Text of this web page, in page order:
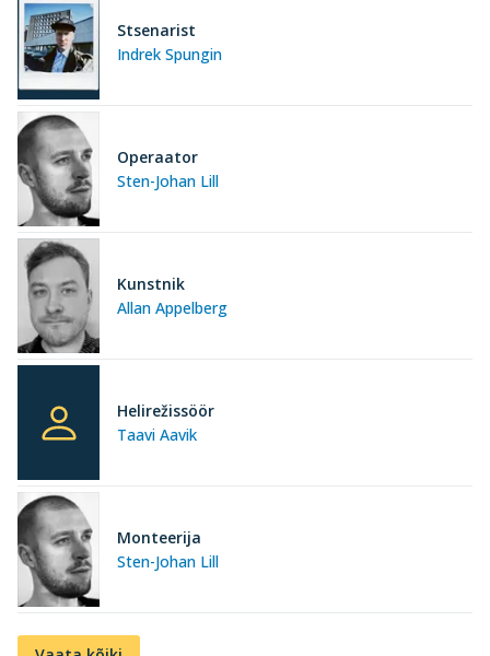
Indrek Spungin
Stsenarist
Sten-Johan Lill
Operaator
Allan Appelberg
Kunstnik
Taavi Aavik
Helirežissöör
Sten-Johan Lill
Monteerija